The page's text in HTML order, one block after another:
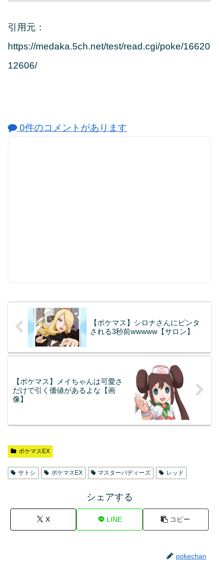
引用元：
https://medaka.5ch.net/test/read.cgi/poke/16620
12606/
0件のコメントがあります
【ポケマス】シロナさんにビンタ
される3秒前wwwww【サロン】
【ポケマス】メイちゃんは可愛さ
だけで引く価値があるよな【画
像】
ポケマスEX
サトシ ポケマスEX マスターバディーズ レッド
シェアする
X LINE コピー
pokechan